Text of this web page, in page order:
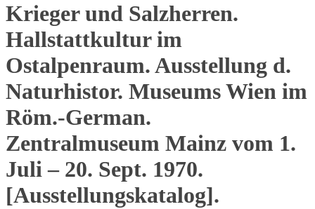
Krieger und Salzherren.
Hallstattkultur im
Ostalpenraum. Ausstellung d.
Naturhistor. Museums Wien im
Röm.-German.
Zentralmuseum Mainz vom 1.
Juli – 20. Sept. 1970.
[Ausstellungskatalog].